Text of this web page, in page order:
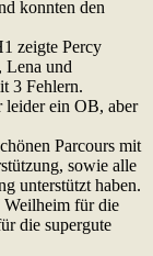
konnten den
zeigte Percy
Lena und
3 Fehlern.
ein OB, aber
Parcours mit
sowie alle
unterstützt haben.
für die
die supergute